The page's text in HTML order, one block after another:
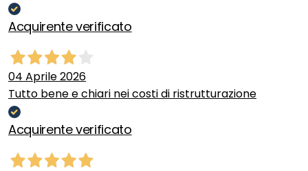
Acquirente verificato
04 Aprile 2026
Tutto bene e chiari nei costi di ristrutturazione
Acquirente verificato